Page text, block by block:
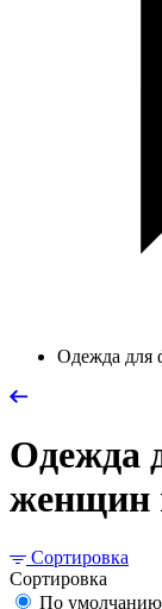
Одежда для
Одежда
женщин
Сортировка
Сортировка
По умолчанию